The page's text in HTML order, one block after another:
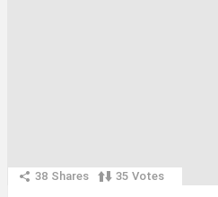
38 Shares 35 Votes